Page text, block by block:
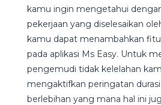
kamu ingin mengetahui
pekerjaan yang diselesaikan
kamu dapat menambahkan
pada aplikasi Ms Easy. Untuk
pengemudi tidak kelelahan
mengaktifkan peringatan
berlebihan yang mana hal ini